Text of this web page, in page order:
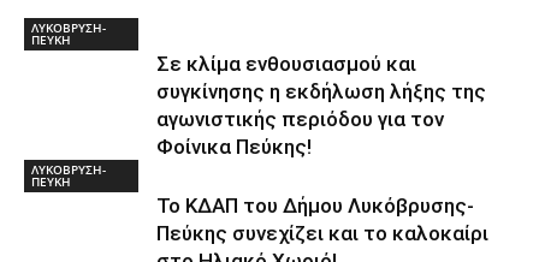
ΛΥΚΟΒΡΥΣΗ-
ΠΕΥΚΗ
Σε κλίμα ενθουσιασμού και
συγκίνησης η εκδήλωση λήξης της
αγωνιστικής περιόδου για τον
Φοίνικα Πεύκης!
ΛΥΚΟΒΡΥΣΗ-
ΠΕΥΚΗ
Το ΚΔΑΠ του Δήμου Λυκόβρυσης-
Πεύκης συνεχίζει και το καλοκαίρι